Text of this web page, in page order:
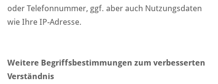
oder Telefonnummer, ggf. aber auch Nutzungsdaten
wie Ihre IP-Adresse.
Weitere Begriffsbestimmungen zum verbesserten
Verständnis